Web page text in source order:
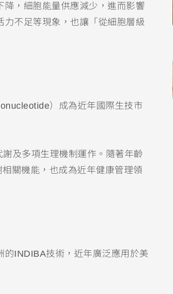
，細胞能量供應減少，進而影響
不足等現象，也讓「從細胞層級
）成為近年國際生技市
及多項生理機制運作。隨著年齡
關機能，也成為近年健康管理領
INDIBA技術，近年廣泛應用於美